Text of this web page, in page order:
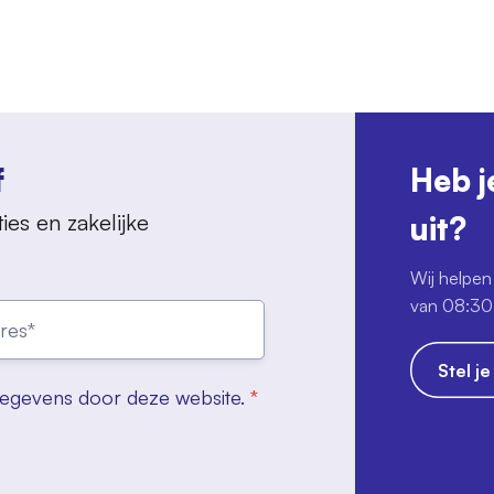
en zakelijke
door deze website. *
Heb
uit?
Wij
van 08:30
Stel